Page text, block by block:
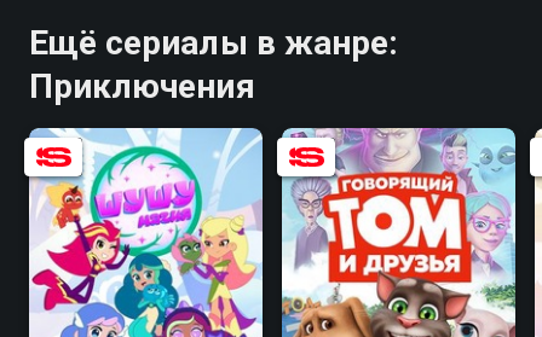
Ещё сериалы в жанре:
Приключения